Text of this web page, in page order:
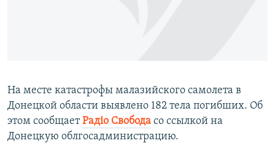
Все сайты RFE/RL
На месте катастрофы малазийского самолета в
Донецкой области выявлено 182 тела погибших. Об
этом сообщаетРадіо Свобода со ссылкой на
Донецкую облгосадминистрацию.